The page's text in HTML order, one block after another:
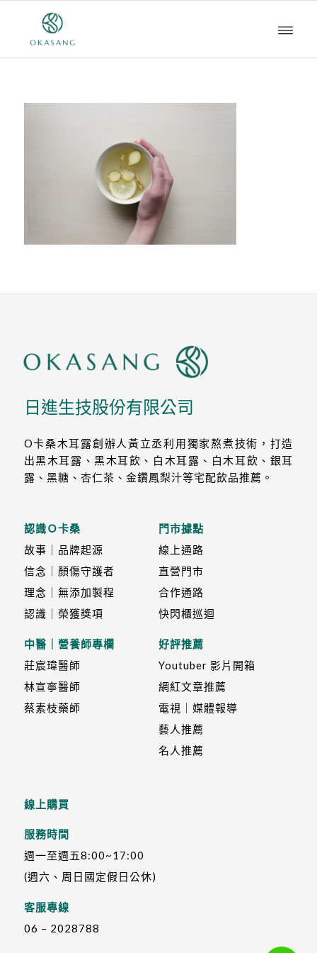
日進生技股份有限公司
O卡桑木耳露創辦人黃立丞利用獨家熬煮技術，打造
出黑木耳露、黑木耳飲、白木耳露、白木耳飲、銀耳
露、黑糖、杏仁茶、金鑽鳳梨汁等宅配飲品推薦。
認識Ｏ卡桑
故事｜品牌起源
信念｜顏傷守護者
理念｜無添加製程
認識｜榮獲獎項
中醫｜營養師專欄
莊宸瑋醫師
林宣寧醫師
蔡素枝藥師
門市據點
線上通路
直營門市
合作通路
快閃櫃巡迴
好評推薦
Youtuber 影片開箱
網紅文章推薦
電視｜媒體報導
藝人推薦
名人推薦
線上購買
服務時間
週一至週五8:00~17:00
(週六、周日國定假日公休)
客服專線
06 – 2028788